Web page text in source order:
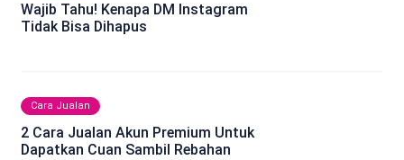
Wajib Tahu! Kenapa DM Instagram
Tidak Bisa Dihapus
Cara Jualan
2 Cara Jualan Akun Premium Untuk
Dapatkan Cuan Sambil Rebahan